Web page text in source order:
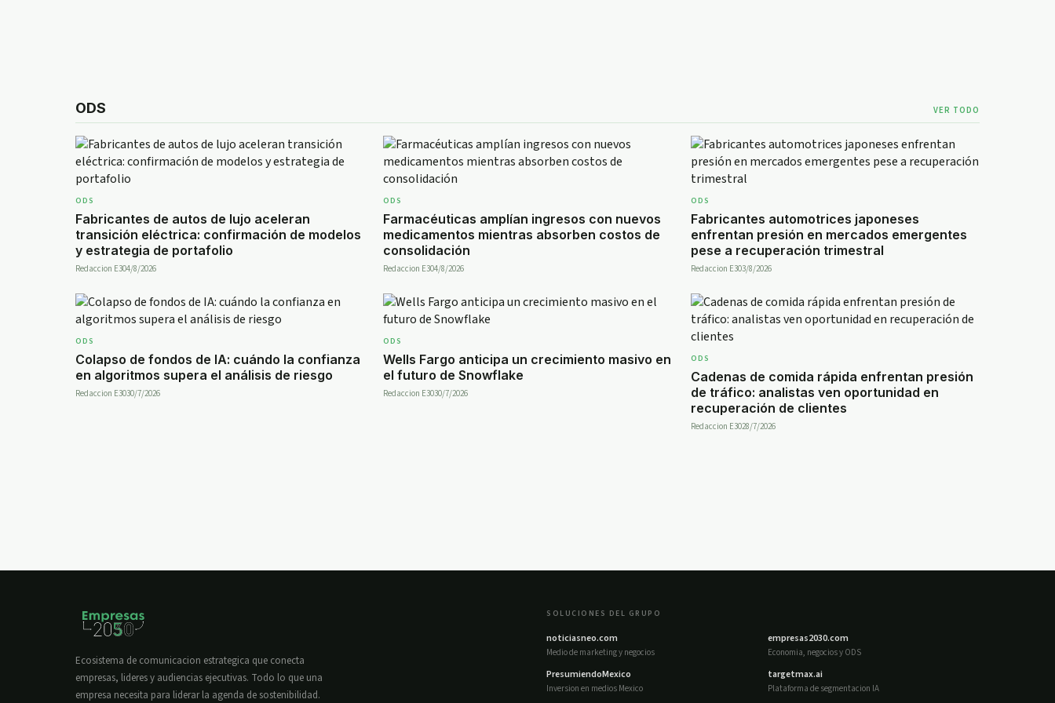
ODS VER TODO
ODS
Fabricantes de autos de lujo aceleran
transición eléctrica: confirmación de modelos
y estrategia de portafolio
Redaccion E304/8/2026
ODS
Farmacéuticas amplían ingresos con nuevos
medicamentos mientras absorben costos de
consolidación
Redaccion E304/8/2026
ODS
Fabricantes automotrices japoneses
enfrentan presión en mercados emergentes
pese a recuperación trimestral
Redaccion E303/8/2026
ODS
Colapso de fondos de IA: cuándo la confianza
en algoritmos supera el análisis de riesgo
Redaccion E3030/7/2026
ODS
Wells Fargo anticipa un crecimiento masivo en
el futuro de Snowflake
Redaccion E3030/7/2026
ODS
Cadenas de comida rápida enfrentan presión
de tráfico: analistas ven oportunidad en
recuperación de clientes
Redaccion E3028/7/2026
Ecosistema de comunicacion estrategica que conecta
empresas, lideres y audiencias ejecutivas. Todo lo que una
empresa necesita para liderar la agenda de sostenibilidad.
SOLUCIONES DEL GRUPO
noticiasneo.com
Medio de marketing y negocios
empresas2030.com
Economia, negocios y ODS
PresumiendoMexico
Inversion en medios Mexico
targetmax.ai
Plataforma de segmentacion IA